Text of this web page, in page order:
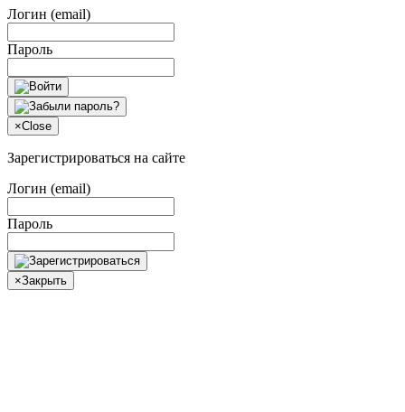
Логин (email)
Пароль
×Close
Зарегистрироваться на сайте
Логин (email)
Пароль
×Закрыть